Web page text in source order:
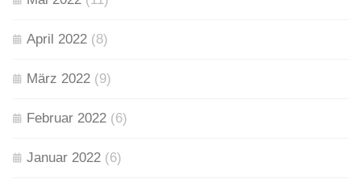
April 2022 (8)
März 2022 (9)
Februar 2022 (6)
Januar 2022 (6)